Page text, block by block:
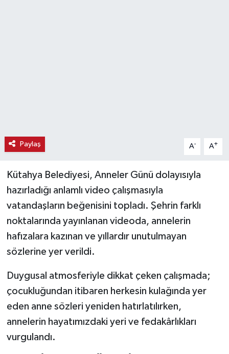
Paylaş A- A+
Kütahya Belediyesi, Anneler Günü dolayısıyla
hazırladığı anlamlı video çalışmasıyla
vatandaşların beğenisini topladı. Şehrin farklı
noktalarında yayınlanan videoda, annelerin
hafızalara kazınan ve yıllardır unutulmayan
sözlerine yer verildi.
Duygusal atmosferiyle dikkat çeken çalışmada;
çocukluğundan itibaren herkesin kulağında yer
eden anne sözleri yeniden hatırlatılırken,
annelerin hayatımızdaki yeri ve fedakârlıkları
vurgulandı.
Siyaset
Teknoloji
Vefat Haberleri